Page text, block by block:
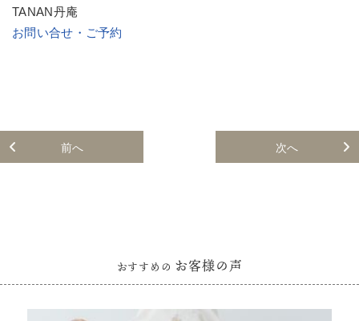
TANAN丹庵
お問い合せ・ご予約
前へ 次へ
おすすめの お客様の声